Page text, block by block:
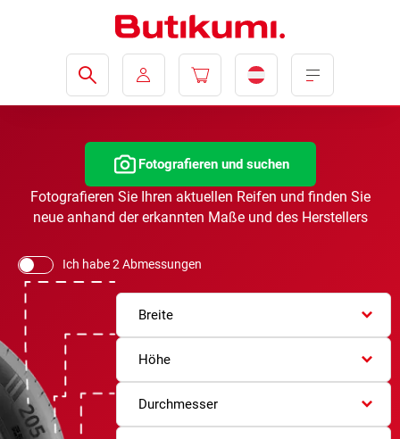
Fotografieren und suchen
Fotografieren Sie Ihren aktuellen Reifen und finden Sie
neue anhand der erkannten Maße und des Herstellers
Ich habe 2 Abmessungen
Breite
Höhe
Durchmesser